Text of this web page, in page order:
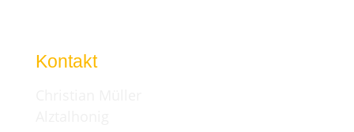
Kontakt